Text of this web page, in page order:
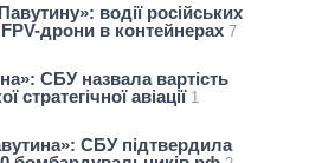
водії російських
дрони в контейнерах 7
СБУ назвала вартість
стратегічної авіації 1
СБУ підтвердила